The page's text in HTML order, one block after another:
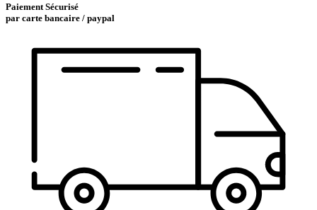
Paiement Sécurisé
par carte bancaire / paypal